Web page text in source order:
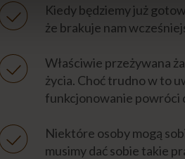
Kiedy będziemy już
że brakuje nam
Właściwie przeżywana
życia. Choć trudno w to
funkcjonowanie powróci
Niektóre osoby mogą
musimy dać sobie takie